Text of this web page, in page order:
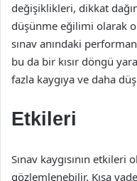
değişiklikleri, dikkat
düşünme eğilimi olarak
sınav anındaki
bu da bir kısır döngü
fazla kaygıya ve daha
Etkileri
Sınav kaygısının
gözlemlenebilir. Kısa